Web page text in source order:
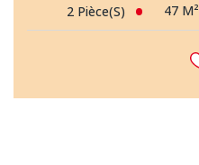
2 Pièce(s) 47 M²